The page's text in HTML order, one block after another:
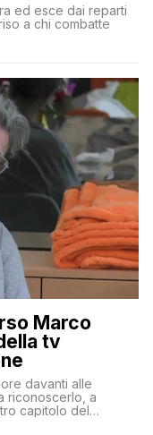
ed esce dai reparti
a chi combatte
Marco
tv
davanti alle
riconoscerlo, a
capitolo del